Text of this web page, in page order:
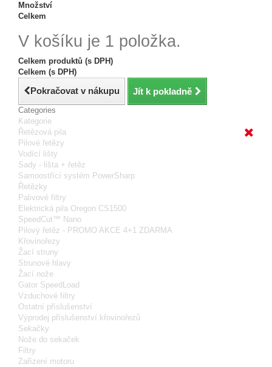
Množství
Celkem
V košíku je 1 položka.
Celkem produktů (s DPH)
Celkem (s DPH)
Pokračovat v nákupu Jít k pokladně
Categories
Kategorie
Řetězová pila
Pilové řetězy
Vodící lišty
Sady - lišta + řetěz
Samoostřící systém PowerSharp
Řetězky
Palivové filtry
Elektrická pila Oregon CS1500
SpeedCut™ Nano
Pilový řetěz - PROMO AKCE 4+1 ZDARMA
Křovinořezy
Žací struny
Strunové hlavy
Žací nože
Gator SpeedLoad
Vzduchové filtry
Ostatní příslušenství
Výprodej příslušenství křovinořezů
Sekačky
Nože do sekaček
Filtry
Zařízení motoru